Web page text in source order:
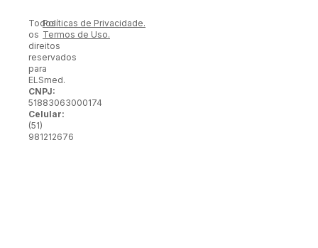
Todos
os
direitos
reservados
para
ELSmed.
CNPJ:
51883063000174
Celular:
(51)
981212676
Políticas de Privacidade.
Termos de Uso.